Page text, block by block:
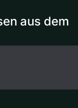
aus dem